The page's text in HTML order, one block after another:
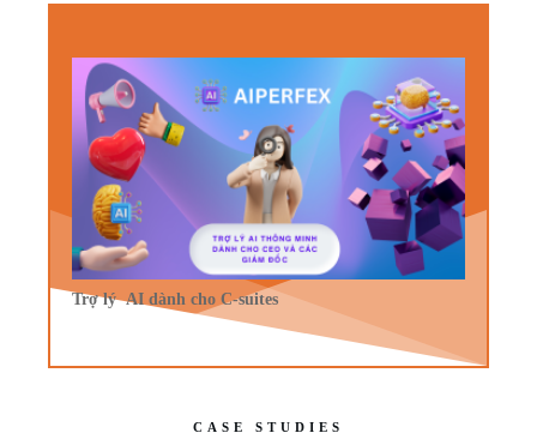
Trợ lý AI dành cho C-suites
CASE STUDIES